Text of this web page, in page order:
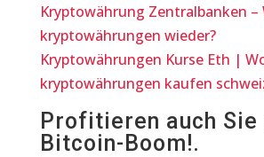
Kryptowährung Zentralbanken –
kryptowährungen wieder?
Kryptowährungen Kurse Eth |
kryptowährungen kaufen
Profitieren auch Sie
Bitcoin-Boom!.